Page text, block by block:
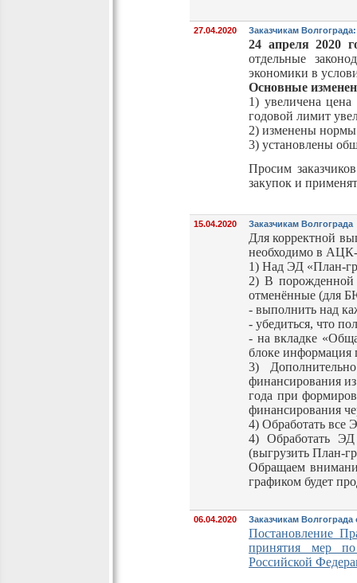
27.04.2020 Заказчикам
24 апреля 2020
отдельные
экономики в
Основные
1) увеличена
годовой лимит
2) изменены нормы
3) установлены
Просим
закупок и
15.04.2020 Заказчикам Волгограда
Для корректной
необходимо в
1) Над ЭД «План-
2) В порожденной
отменённые
- выполнить над
- убедиться, что
- на вкладке
блоке
3)
финансирования
года при
финансирования
4) Обработать все
4) Обработать ЭД
(выгрузить План-
Обращаем
графиком будет
06.04.2020 Заказчикам Волгограда
Постановление
принятия мер по
Российской